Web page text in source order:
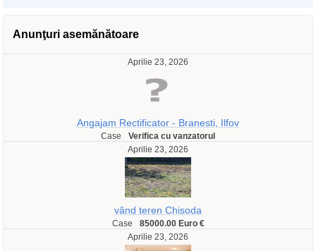
Anunţuri asemănătoare
Aprilie 23, 2026
Angajam Rectificator - Branesti, Ilfov
Case
Verifica cu vanzatorul
Aprilie 23, 2026
vând teren Chisoda
Case
85000.00 Euro €
Aprilie 23, 2026